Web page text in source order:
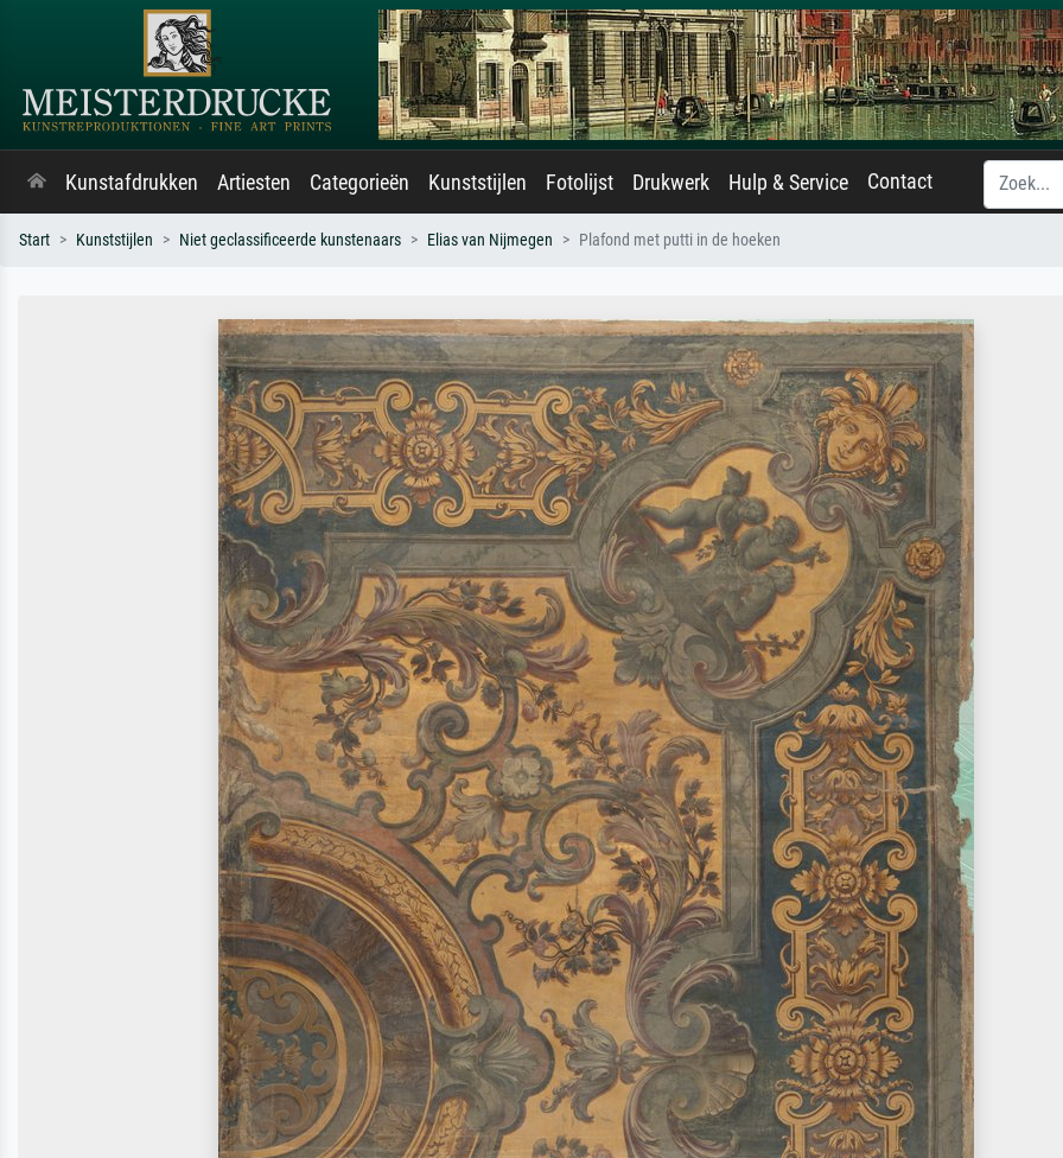
Kunstafdrukken Artiesten Categorieën Kunststijlen Fotolijst Drukwerk Hulp & Service Contact
Start Kunststijlen Niet geclassificeerde kunstenaars Elias van Nijmegen Plafond met putti in de hoeken